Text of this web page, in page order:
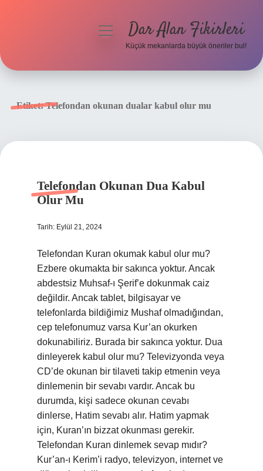
menüyüDar Alan Fikirleri
Küçük mekanlarda büyük öneriler bul!
Etiket:Telefondan okunan dualar kabul olur mu
Telefondan Okunan Dua Kabul
Olur Mu
Tarih: Eylül 21, 2024
Telefondan Kuran okumak kabul olur mu?
Ezbere okumakta bir sakınca yoktur. Ancak
abdestsiz Muhsaf-ı Şerif’e dokunmak caiz
değildir. Ancak tablet, bilgisayar ve
telefonlarda bildiğimiz Mushaf olmadığından,
cep telefonumuz varsa Kur’an okurken
dokunabiliriz. Burada bir sakınca yoktur. Dua
dinleyerek kabul olur mu? Televizyonda veya
CD’de okunan bir tilaveti takip etmenin veya
dinlemenin bir sevabı vardır. Ancak bu
durumda, kişi sadece okunan cevabı
dinlerse, Hatim sevabı alır. Hatim yapmak
için, Kuran’ın bizzat okunması gerekir.
Telefondan Kuran dinlemek sevap mıdır?
Kur’an-ı Kerim’i radyo, televizyon, internet ve